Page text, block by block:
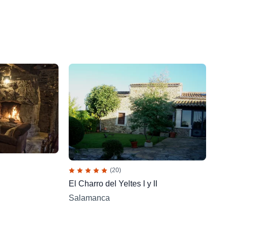
(20)
El Charro del Yeltes I y II
Salamanca